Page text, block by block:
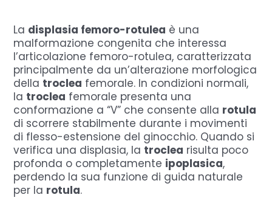
La displasia femoro-rotulea è una
malformazione congenita che interessa
l’articolazione femoro-rotulea, caratterizzata
principalmente da un’alterazione morfologica
della troclea femorale. In condizioni normali,
la troclea femorale presenta una
conformazione a “V” che consente alla rotula
di scorrere stabilmente durante i movimenti
di flesso-estensione del ginocchio. Quando si
verifica una displasia, la troclea risulta poco
profonda o completamente ipoplasica,
perdendo la sua funzione di guida naturale
per la rotula.